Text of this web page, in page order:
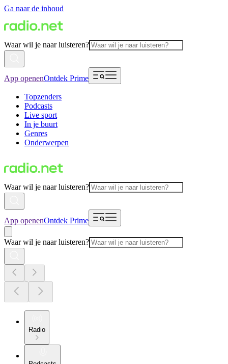
Ga naar de inhoud
Waar wil je naar luisteren?
App openenOntdek Prime
Topzenders
Podcasts
Live sport
In je buurt
Genres
Onderwerpen
Waar wil je naar luisteren?
App openenOntdek Prime
Waar wil je naar luisteren?
Radio